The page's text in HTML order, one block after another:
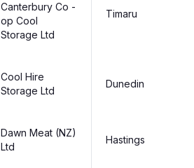
Canterbury Co -
op Cool
Storage Ltd
Timaru
Cool Hire
Storage Ltd
Dunedin
Dawn Meat (NZ)
Ltd
Hastings